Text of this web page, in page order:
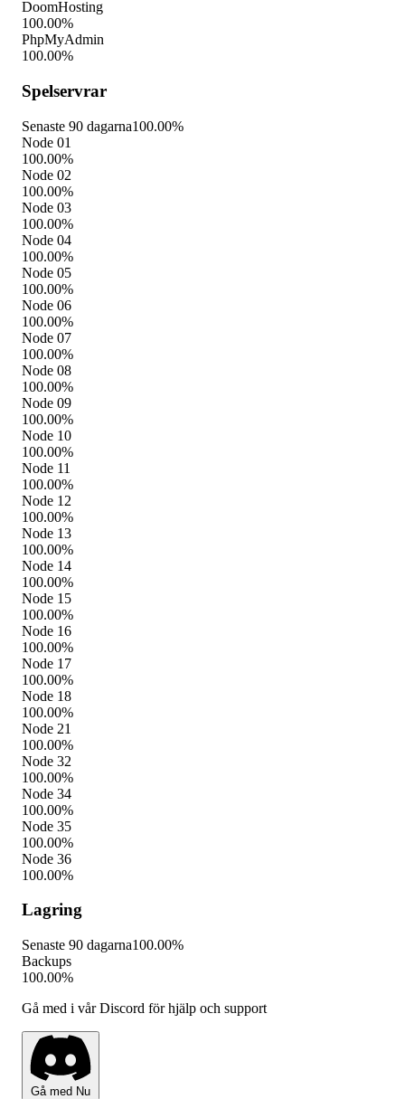
DoomHosting
100.00%
PhpMyAdmin
100.00%
Spelservrar
Senaste 90 dagarna100.00%
Node 01
100.00%
Node 02
100.00%
Node 03
100.00%
Node 04
100.00%
Node 05
100.00%
Node 06
100.00%
Node 07
100.00%
Node 08
100.00%
Node 09
100.00%
Node 10
100.00%
Node 11
100.00%
Node 12
100.00%
Node 13
100.00%
Node 14
100.00%
Node 15
100.00%
Node 16
100.00%
Node 17
100.00%
Node 18
100.00%
Node 21
100.00%
Node 32
100.00%
Node 34
100.00%
Node 35
100.00%
Node 36
100.00%
Lagring
Senaste 90 dagarna100.00%
Backups
100.00%
Gå med i vår Discord för hjälp och support
Gå med Nu